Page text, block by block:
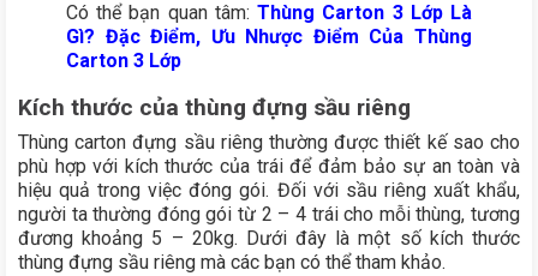
Có thể bạn quan tâm:Thùng Carton 3 Lớp Là
Gì? Đặc Điểm, Ưu Nhược Điểm Của Thùng
Carton 3 Lớp
Kích thước của thùng đựng sầu riêng
Thùng carton đựng sầu riêng thường được thiết kế sao cho
phù hợp với kích thước của trái để đảm bảo sự an toàn và
hiệu quả trong việc đóng gói. Đối với sầu riêng xuất khẩu,
người ta thường đóng gói từ 2 – 4 trái cho mỗi thùng, tương
đương khoảng 5 – 20kg. Dưới đây là một số kích thước
thùng đựng sầu riêng mà các bạn có thể tham khảo.